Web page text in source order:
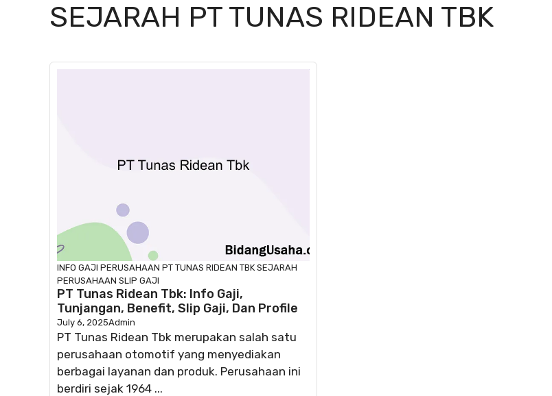
SEJARAH PT TUNAS RIDEAN TBK
INFO GAJI PERUSAHAAN PT TUNAS RIDEAN TBK SEJARAH
PERUSAHAAN SLIP GAJI
PT Tunas Ridean Tbk: Info Gaji,
Tunjangan, Benefit, Slip Gaji, Dan Profile
July 6, 2025Admin
PT Tunas Ridean Tbk merupakan salah satu
perusahaan otomotif yang menyediakan
berbagai layanan dan produk. Perusahaan ini
berdiri sejak 1964 ...